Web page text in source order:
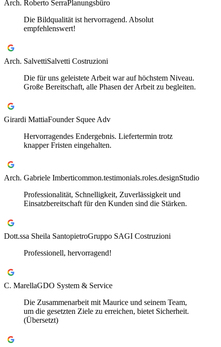
Arch. Roberto SerraPlanungsbüro
Die Bildqualität ist hervorragend. Absolut
empfehlenswert!
Arch. SalvettiSalvetti Costruzioni
Die für uns geleistete Arbeit war auf höchstem Niveau.
Große Bereitschaft, alle Phasen der Arbeit zu begleiten.
Girardi MattiaFounder Squee Adv
Hervorragendes Endergebnis. Liefertermin trotz
knapper Fristen eingehalten.
Arch. Gabriele Imberticommon.testimonials.roles.designStudio
Professionalität, Schnelligkeit, Zuverlässigkeit und
Einsatzbereitschaft für den Kunden sind die Stärken.
Dott.ssa Sheila SantopietroGruppo SAGI Costruzioni
Professionell, hervorragend!
C. MarellaGDO System & Service
Die Zusammenarbeit mit Maurice und seinem Team,
um die gesetzten Ziele zu erreichen, bietet Sicherheit.
(Übersetzt)